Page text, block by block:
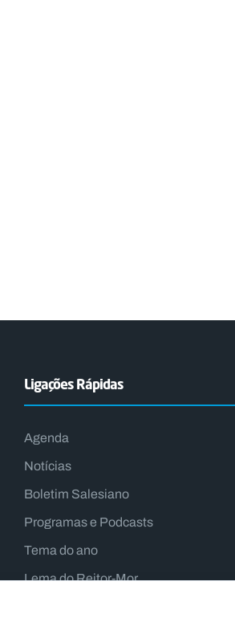
Ligações Rápidas
Agenda
Notícias
Boletim Salesiano
Programas e Podcasts
Tema do ano
Lema do Reitor-Mor